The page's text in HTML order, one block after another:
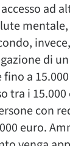
ad
di
fino a
tra i
con
euro.